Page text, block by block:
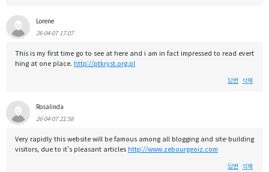
Lorene
26-04-07 17:07
This is my first time go to see at here and i am in fact impressed to read evert
hing at one place. http://ptkryst.org.pl
답변 삭제
Rosalinda
26-04-07 21:58
Very rapidly this website will be famous among all blogging and site-building
visitors, due to it's pleasant articles http://www.zebourgeoiz.com
답변 삭제